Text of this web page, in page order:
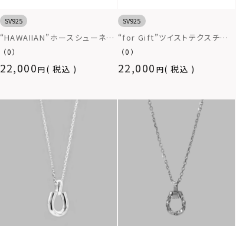
SV925
“HAWAIIAN”ホースシューネッ
クレス/シルバー925
22,000 税込
（0）
SV925
“for Gift”ツイストテクスチャ
ーホースシューネックレス/シル
22,000 税込
（0）